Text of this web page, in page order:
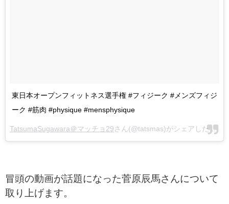
東日本オープンフィットネス選手権 #フィジーク #メンズフィジ
ーク #筋肉 #physique #mensphysique
TatsumaSugawara＠マッチョ29さん(@tatsmas)がシェアした投稿 -
冒頭の動画が話題になった菅原辰馬さんについて
取り上げます。